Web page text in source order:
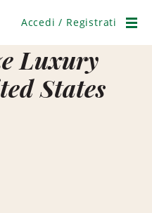
Accedi / Registrati
Luxury
States